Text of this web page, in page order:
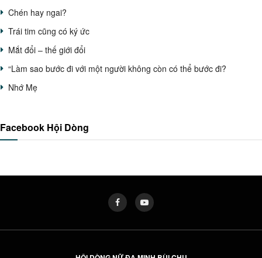
Chén hay ngai?
Trái tim cũng có ký ức
Mắt đổi – thế giới đổi
“Làm sao bước đi với một người không còn có thể bước đi?
Nhớ Mẹ
Facebook Hội Dòng